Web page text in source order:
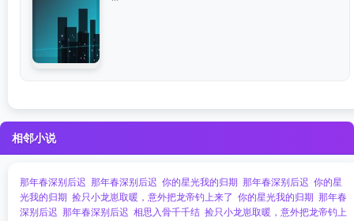
相邻小说
那年春深别后迟 那年春深别后迟 你的星光我的归期 那年春深别后迟 你的星
光我的归期 捡只小龙崽取暖，意外把龙帝钓上来了 你的星光我的归期 那年春
深别后迟 那年春深别后迟 相思入骨千千结 捡只小龙崽取暖，意外把龙帝钓上